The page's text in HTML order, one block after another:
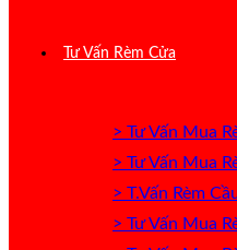
Tư Vấn Rèm Cửa
> Tư Vấn Mua
> Tư Vấn Mua
> T.Vấn Rèm
> Tư Vấn Mua